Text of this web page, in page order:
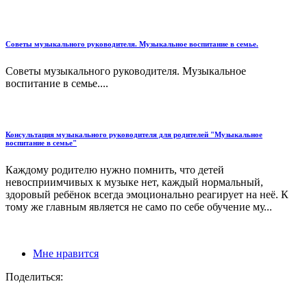
Советы музыкального руководителя. Музыкальное воспитание в семье.
Советы музыкального руководителя. Музыкальное
воспитание в семье....
Консультация музыкального руководителя для родителей "Музыкальное
воспитание в семье"
Каждому родителю нужно помнить, что детей
невосприимчивых к музыке нет, каждый нормальный,
здоровый ребёнок всегда эмоционально реагирует на неё. К
тому же главным является не само по себе обучение му...
Мне нравится
Поделиться: